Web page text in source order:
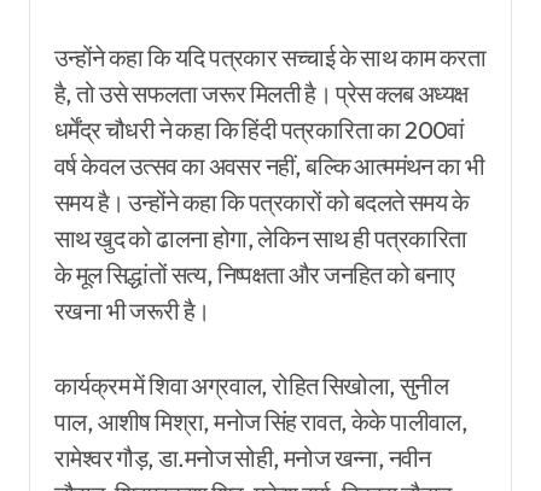
उन्होंने कहा कि यदि पत्रकार सच्चाई के साथ काम करता
है, तो उसे सफलता जरूर मिलती है। प्रेस क्लब अध्यक्ष
धर्मेंद्र चौधरी ने कहा कि हिंदी पत्रकारिता का 200वां
वर्ष केवल उत्सव का अवसर नहीं, बल्कि आत्ममंथन का भी
समय है। उन्होंने कहा कि पत्रकारों को बदलते समय के
साथ खुद को ढालना होगा, लेकिन साथ ही पत्रकारिता
के मूल सिद्धांतों सत्य, निष्पक्षता और जनहित को बनाए
रखना भी जरूरी है।
कार्यक्रम में शिवा अग्रवाल, रोहित सिखोला, सुनील
पाल, आशीष मिश्रा, मनोज सिंह रावत, केके पालीवाल,
रामेश्वर गौड़, डा.मनोज सोही, मनोज खन्ना, नवीन